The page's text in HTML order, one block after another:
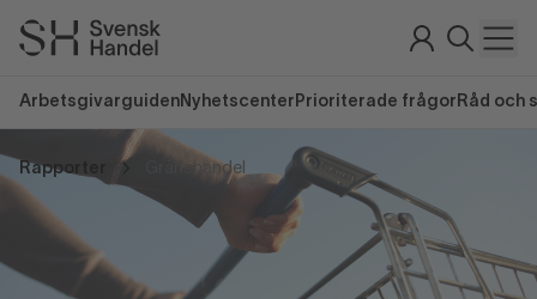
Arbetsgivarguiden Nyhetscenter Prioriterade frågor Råd och
Rapporter Gränshandel